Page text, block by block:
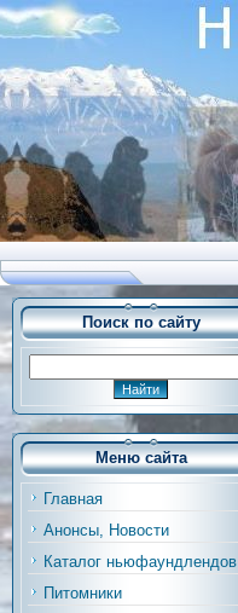
Поиск по сайту
Меню сайта
Главная
Анонсы, Новости
Каталог ньюфаундлендов
Питомники